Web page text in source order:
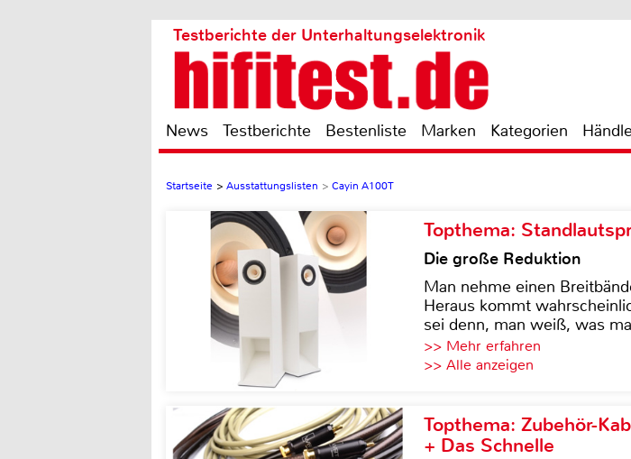
Testberichte der Unterhaltungselektronik
News Testberichte Bestenliste Marken Kategorien
Startseite > Ausstattungslisten > Cayin A100T
Topthema:
Die große Reduktion
Man nehme einen
Heraus kommt
sei denn, man weiß, was
>> Mehr erfahren
>> Alle anzeigen
Topthema: Zubehör-
+ Das Schnelle